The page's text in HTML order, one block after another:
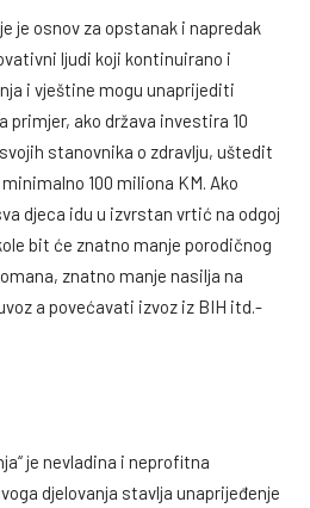
je osnov za opstanak i napredak
ljudi koji kontinuirano i
i vještine mogu unaprijediti
primjer, ako država investira 10
stanovnika o zdravlju, uštedit
100 miliona KM. Ako
djeca idu u izvrstan vrtić na odgoj
bit će znatno manje porodičnog
znatno manje nasilja na
a povećavati izvoz iz BIH itd.-
je nevladina i neprofitna
djelovanja stavlja unaprijeđenje